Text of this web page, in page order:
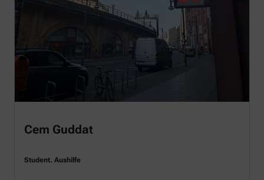
Cem Guddat
Student. Aushilfe